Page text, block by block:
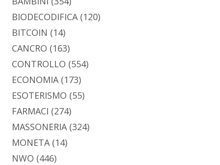
BIODECODIFICA(120)
BITCOIN (14)
CANCRO (163)
CONTROLLO (554)
ECONOMIA(173)
ESOTERISMO (55)
FARMACI (274)
MASSONERIA(324)
MONETA(14)
NWO (446)